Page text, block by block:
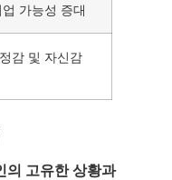
가능성 증대
감 및 자신감
의 고유한 상황과